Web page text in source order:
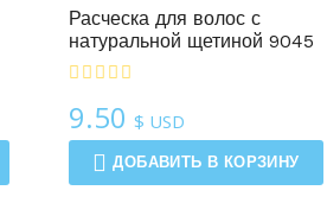
Расческа для волос с
натуральной щетиной 9045
9.50$ USD
ДОБАВИТЬ В КОРЗИНУ